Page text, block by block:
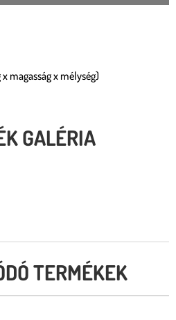
magasság x mélység)
GALÉRIA
TERMÉKEK